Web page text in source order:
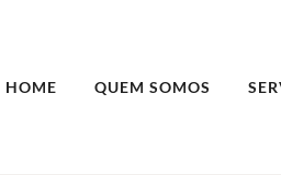
HOME QUEM SOMOS